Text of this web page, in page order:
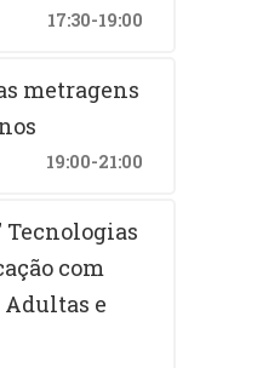
17:30-19:00
metragens
19:00-21:00
Tecnologias
com
Adultas e